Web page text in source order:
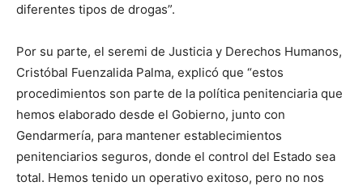
diferentes tipos de drogas”.
Por su parte, el seremi de Justicia y Derechos Humanos,
Cristóbal Fuenzalida Palma, explicó que “estos
procedimientos son parte de la política penitenciaria que
hemos elaborado desde el Gobierno, junto con
Gendarmería, para mantener establecimientos
penitenciarios seguros, donde el control del Estado sea
total. Hemos tenido un operativo exitoso, pero no nos